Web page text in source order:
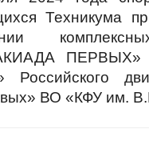
Техникума
ПЕРВЫХ»
Российского
ВО «КФУ им.